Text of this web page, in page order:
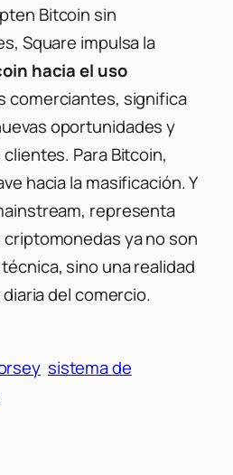
Bitcoin sin
Square impulsa la
hacia el uso
comerciantes, significa
oportunidades y
Para Bitcoin,
hacia la masificación. Y
representa
ya no son
sino una realidad
del comercio.
sistema de